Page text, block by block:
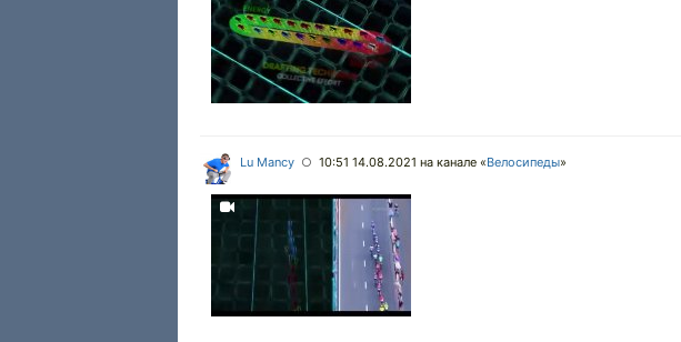
Lu Mancy ○ 10:51 14.08.2021 на канале «Велосипеды»